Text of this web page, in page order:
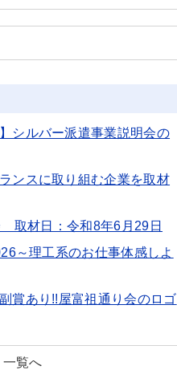
シルバー派遣事業説明会の
ンスに取り組む企業を取材
取材日：令和8年6月29日
～理工系のお仕事体感しよ
賞あり!!屋富祖通り会のロゴ
一覧へ